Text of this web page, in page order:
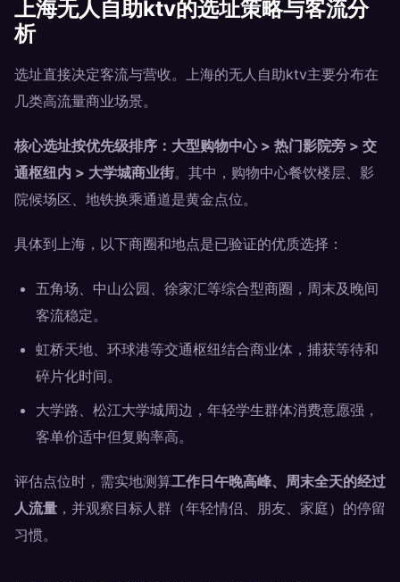
上海无人自助ktv的选址策略与客流分
析
选址直接决定客流与营收。上海的无人自助ktv主要分布在
几类高流量商业场景。
核心选址按优先级排序：大型购物中心 > 热门影院旁 > 交
通枢纽内 > 大学城商业街。其中，购物中心餐饮楼层、影
院候场区、地铁换乘通道是黄金点位。
具体到上海，以下商圈和地点是已验证的优质选择：
五角场、中山公园、徐家汇等综合型商圈，周末及晚间
客流稳定。
虹桥天地、环球港等交通枢纽结合商业体，捕获等待和
碎片化时间。
大学路、松江大学城周边，年轻学生群体消费意愿强，
客单价适中但复购率高。
评估点位时，需实地测算工作日午晚高峰、周末全天的经过
人流量 ，并观察目标人群（年轻情侣、朋友、家庭）的停留
习惯。